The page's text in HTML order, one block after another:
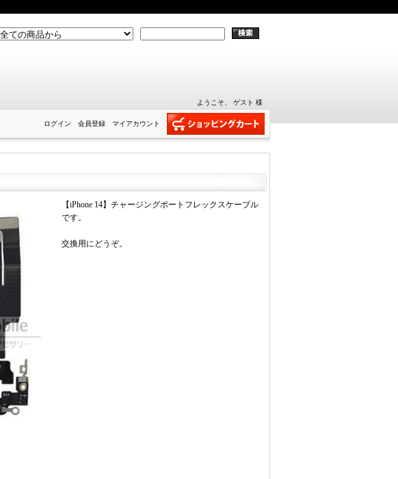
ようこそ、 ゲスト 様
マイアカウント
会員登録
ログイン
【iPhone 14】チャージングポートフレックスケーブル
です。
交換用にどうぞ。